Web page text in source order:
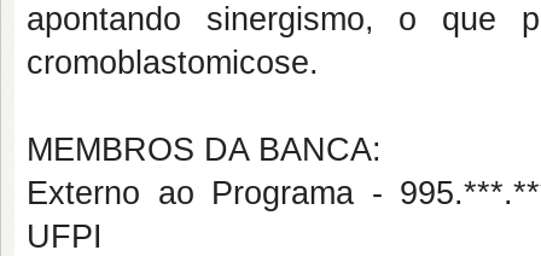
apontando sinergismo, o que
cromoblastomicose.
MEMBROS DA BANCA:
Externo ao Programa -
UFPI